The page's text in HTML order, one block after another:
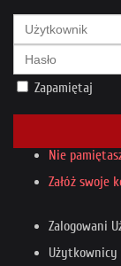
Zapamiętaj
Nie
Załóż swoje
Zalogowani
Użytkownicy